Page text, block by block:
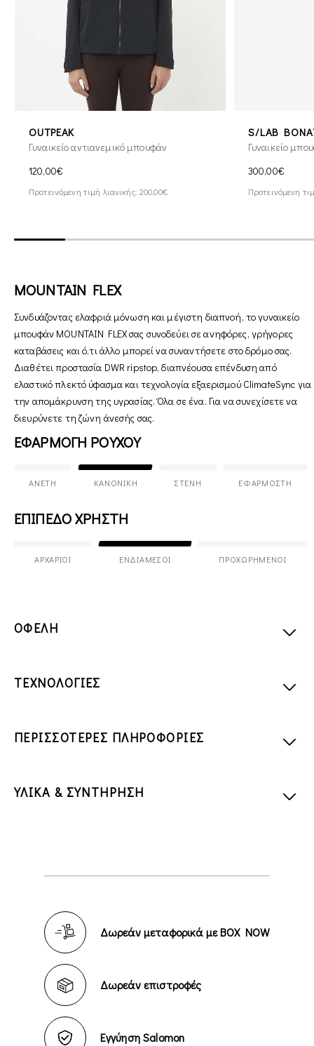
OUTPEAK
Γυναικείο αντιανεμικό μπουφάν
120,00€
Προτεινόμενη τιμή λιανικής: 200,00€
S/LAB
Γυναικείο
300,00€
Προτεινόμενη
MOUNTAIN FLEX
Συνδυάζοντας ελαφριά μόνωση και μέγιστη διαπνοή, το γυναικείο
μπουφάν MOUNTAIN FLEX σας συνοδεύει σε ανηφόρες, γρήγορες
καταβάσεις και ό,τι άλλο μπορεί να συναντήσετε στο δρόμο σας.
Διαθέτει προστασία DWR ripstop, διαπνέουσα επένδυση από
ελαστικό πλεκτό ύφασμα και τεχνολογία εξαερισμού ClimateSync για
την απομάκρυνση της υγρασίας. Όλα σε ένα. Για να συνεχίσετε να
διευρύνετε τη ζώνη άνεσής σας.
ΕΦΑΡΜΟΓΗ ΡΟΥΧΟΥ
ΆΝΕΤΗ ΚΑΝΟΝΙΚΉ ΣΤΕΝΉ ΕΦΑΡΜΟΣΤΉ
ΕΠΙΠΕΔΟ ΧΡΗΣΤΗ
ΑΡΧΆΡΙΟΙ ΕΝΔΙΆΜΕΣΟΙ ΠΡΟΧΩΡΗΜΈΝΟΙ
ΟΦΕΛΗ
ΤΕΧΝΟΛΟΓΙΕΣ
ΠΕΡΙΣΣΟΤΕΡΕΣ ΠΛΗΡΟΦΟΡΙΕΣ
ΥΛΙΚΑ & ΣΥΝΤΗΡΗΣΗ
Δωρεάν μεταφορικά με BOX NOW
Δωρεάν επιστροφές
Εγγύηση Salomon